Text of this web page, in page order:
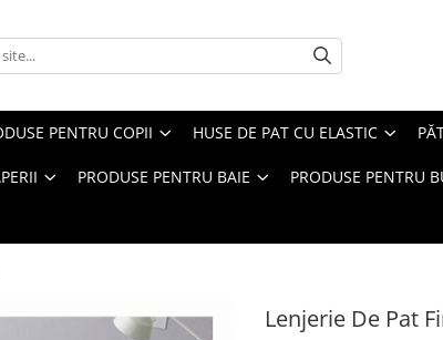
PENTRU COPII HUSE DE PAT CU ELASTIC
PRODUSE PENTRU BAIE PRODUSE PENTRU
Lenjerie De Pat